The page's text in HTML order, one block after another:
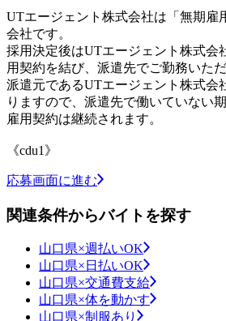
UTエージェント株式会社は「無期雇
会社です。
採用決定後はUTエージェント株式会
用契約を結び、派遣先でご勤務いただ
派遣元であるUTエージェント株式会
りますので、派遣先で働いていない
雇用契約は継続されます。
《cdu1》
応募画面に進む
関連条件からバイトを探す
山口県×週払いOK
山口県×日払いOK
山口県×交通費支給
山口県×体を動かす
山口県×制服あり